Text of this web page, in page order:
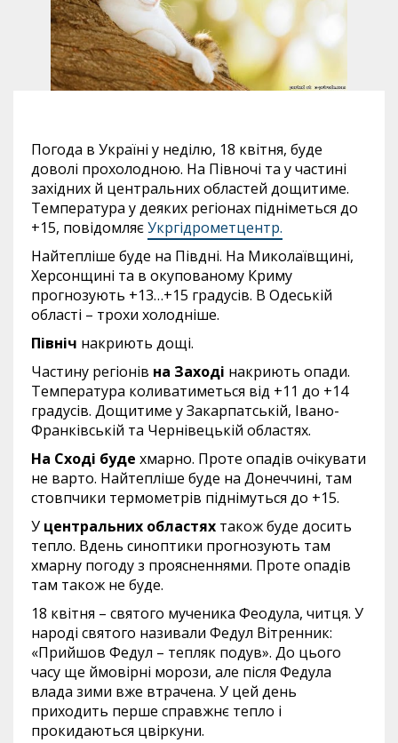
Погода в Україні у неділю, 18 квітня, буде
доволі прохолодною. На Півночі та у частині
західних й центральних областей дощитиме.
Температура у деяких регіонах підніметься до
+15, повідомляєУкргідрометцентр.
Найтепліше буде на Півдні. На Миколаївщині,
Херсонщині та в окупованому Криму
прогнозують +13…+15 градусів. В Одеській
області – трохи холодніше.
Північ накриють дощі.
Частину регіонів на Заході накриють опади.
Температура коливатиметься від +11 до +14
градусів. Дощитиме у Закарпатській, Івано-
Франківській та Чернівецькій областях.
На Сході буде хмарно. Проте опадів очікувати
не варто. Найтепліше буде на Донеччині, там
стовпчики термометрів піднімуться до +15.
У центральних областях також буде досить
тепло. Вдень синоптики прогнозують там
хмарну погоду з проясненнями. Проте опадів
там також не буде.
18 квітня – святого мученика Феодула, читця. У
народі святого називали Федул Вітренник:
«Прийшов Федул – тепляк подув». До цього
часу ще ймовірні морози, але після Федула
влада зими вже втрачена. У цей день
приходить перше справжнє тепло і
прокидаються цвіркуни.